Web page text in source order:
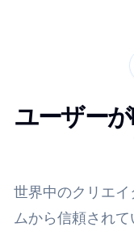
ユーザー
世界中のクリエ
ムから信頼され